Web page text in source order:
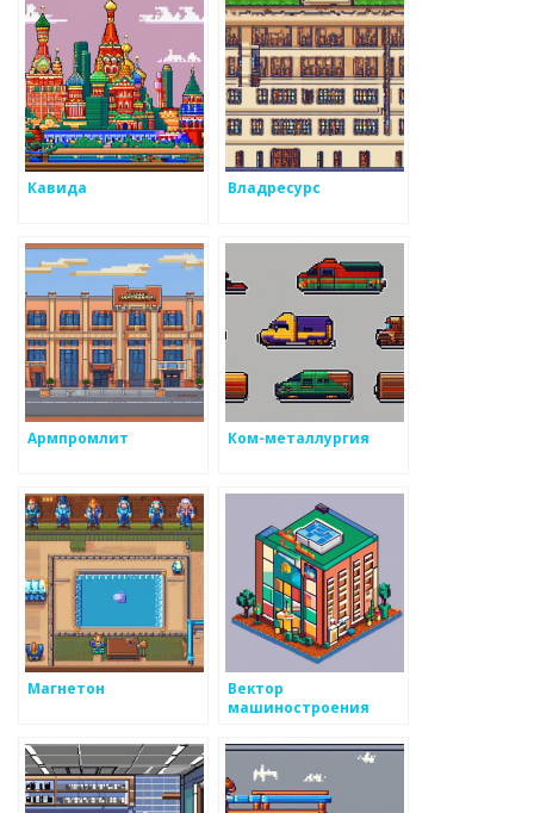
Кавида Владресурс
Армпромлит Ком-металлургия
Магнетон
Вектор
машиностроения